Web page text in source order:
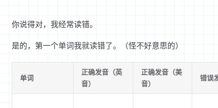
你说得对，我经常读错。
是的，第一个单词我就读错了。（怪不好意思的）
单词
正确发音（英
音）
正确发音（美
音）
错误